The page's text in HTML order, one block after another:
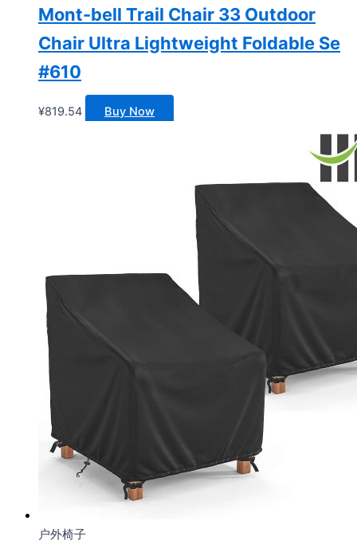
Mont-bell Trail Chair 33 Outdoor
Chair Ultra Lightweight Foldable Se
#610
¥819.54 Buy Now
户外椅子